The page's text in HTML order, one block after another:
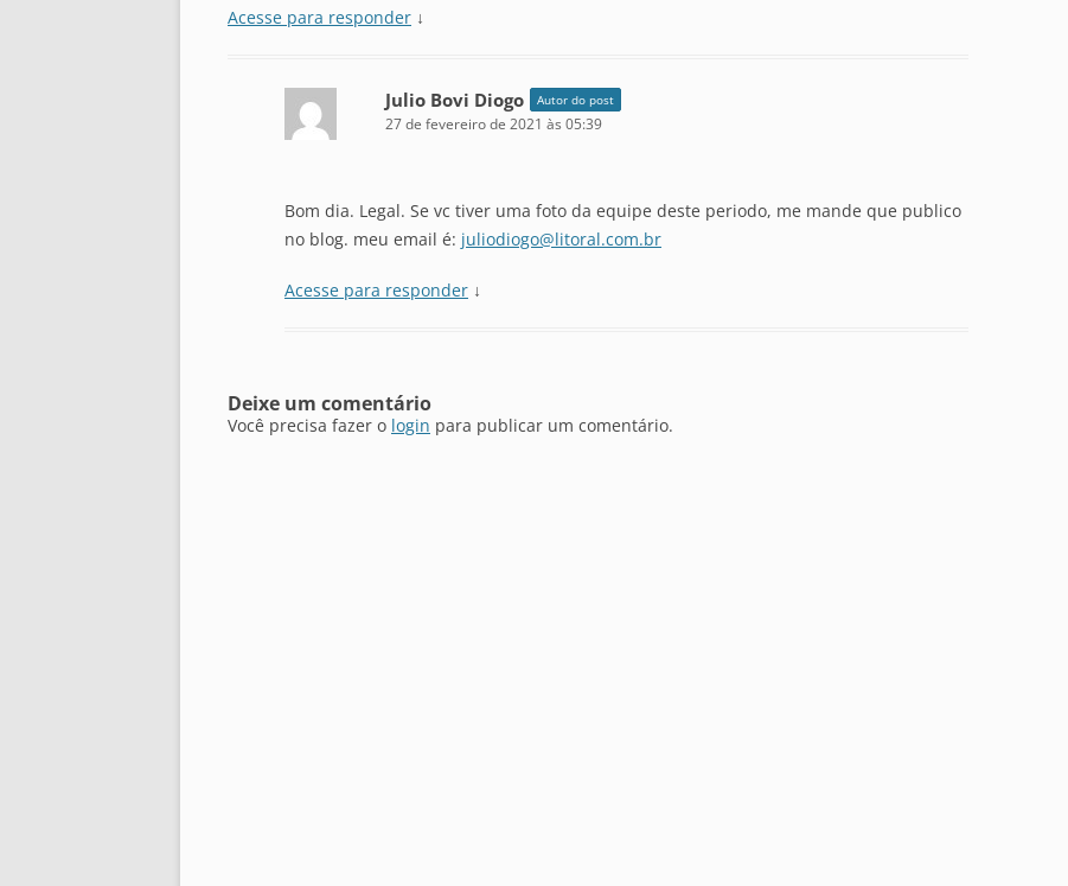
Acesse para responder ↓
Julio Bovi Diogo Autor do post
27 de fevereiro de 2021 às 05:39
Bom dia. Legal. Se vc tiver uma foto da equipe deste periodo, me mande que publico
no blog. meu email é: juliodiogo@litoral.com.br
Acesse para responder ↓
Deixe um comentário
Você precisa fazer o login para publicar um comentário.